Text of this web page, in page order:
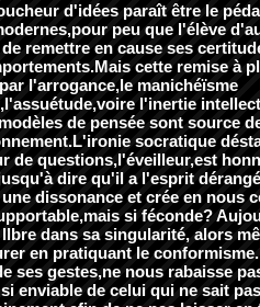
d'idées paraît être le
peu que l'élève
remettre en cause ses
cette remise à
l'arrogance,le manichéïsme
l'inertie
de pensée sont source
socratique
de questions,l'éveilleur,est
dire qu'il a l'esprit
dissonance et crée en nous
si féconde?
dans sa singularité, alors
en pratiquant le
ses gestes,ne nous rabaisse
enviable de celui qui ne sait